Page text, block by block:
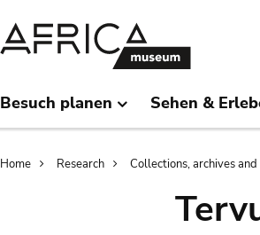
Besuch planen Sehen &
Breadcrumb
Home Research Collections, archives